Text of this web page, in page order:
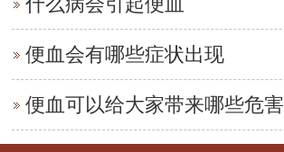
便血会有哪些症状出现
便血可以给大家带来哪些危害